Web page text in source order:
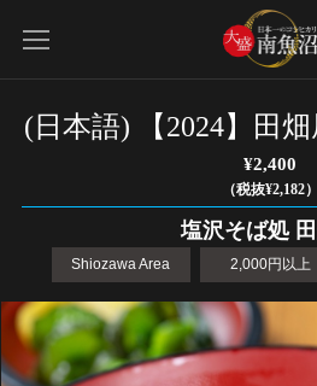
(日本語) 【2024】田
¥2,400
（税抜¥2,182）
塩沢そば処
Shiozawa Area 2,000円以上